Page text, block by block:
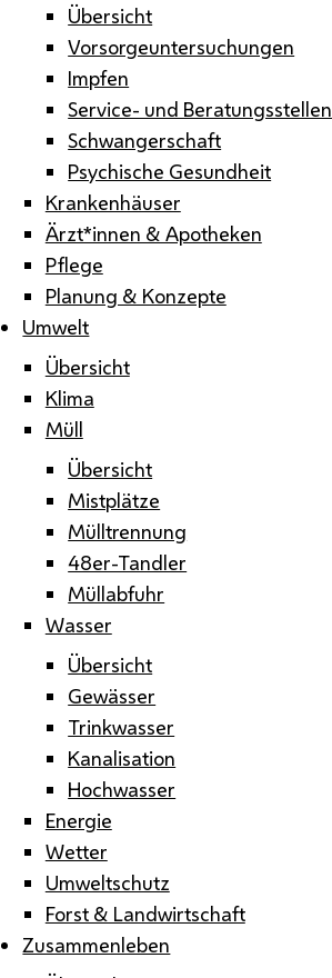
Übersicht
Vorsorgeuntersuchungen
Impfen
Service- und Beratungsstellen
Schwangerschaft
Psychische Gesundheit
Krankenhäuser
Ärzt*innen & Apotheken
Pflege
Planung & Konzepte
Umwelt
Übersicht
Klima
Müll
Übersicht
Mistplätze
Mülltrennung
48er-Tandler
Müllabfuhr
Wasser
Übersicht
Gewässer
Trinkwasser
Kanalisation
Hochwasser
Energie
Wetter
Umweltschutz
Forst & Landwirtschaft
Zusammenleben